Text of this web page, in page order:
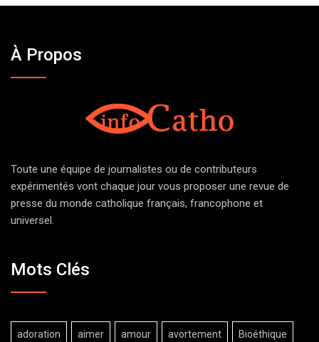
À Propos
Toute une équipe de journalistes ou de contributeurs
expérimentés vont chaque jour vous proposer une revue de
presse du monde catholique français, francophone et
universel.
Mots Clés
adoration aimer amour avortement Bioéthique